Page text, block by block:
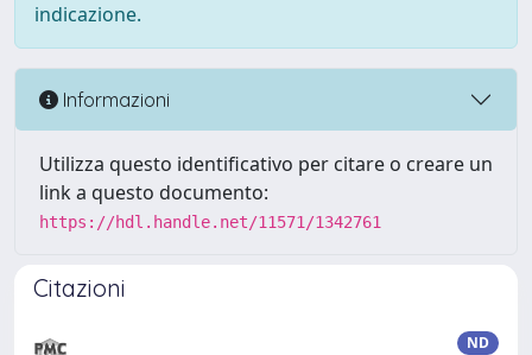
indicazione.
Informazioni
Utilizza questo identificativo per citare o creare un
link a questo documento:
https://hdl.handle.net/11571/1342761
Citazioni
ND